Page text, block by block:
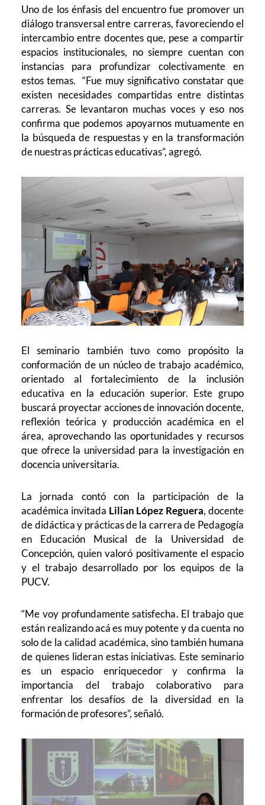
Uno de los énfasis del encuentro fue promover un
diálogo transversal entre carreras, favoreciendo el
intercambio entre docentes que, pese a compartir
espacios institucionales, no siempre cuentan con
instancias para profundizar colectivamente en
estos temas. “Fue muy significativo constatar que
existen necesidades compartidas entre distintas
carreras. Se levantaron muchas voces y eso nos
confirma que podemos apoyarnos mutuamente en
la búsqueda de respuestas y en la transformación
de nuestras prácticas educativas”, agregó.
El seminario también tuvo como propósito la
conformación de un núcleo de trabajo académico,
orientado al fortalecimiento de la inclusión
educativa en la educación superior. Este grupo
buscará proyectar acciones de innovación docente,
reflexión teórica y producción académica en el
área, aprovechando las oportunidades y recursos
que ofrece la universidad para la investigación en
docencia universitaria.
La jornada contó con la participación de la
académica invitada Lilian López Reguera, docente
de didáctica y prácticas de la carrera de Pedagogía
en Educación Musical de la Universidad de
Concepción, quien valoró positivamente el espacio
y el trabajo desarrollado por los equipos de la
PUCV.
“Me voy profundamente satisfecha. El trabajo que
están realizando acá es muy potente y da cuenta no
solo de la calidad académica, sino también humana
de quienes lideran estas iniciativas. Este seminario
es un espacio enriquecedor y confirma la
importancia del trabajo colaborativo para
enfrentar los desafíos de la diversidad en la
formación de profesores”, señaló.